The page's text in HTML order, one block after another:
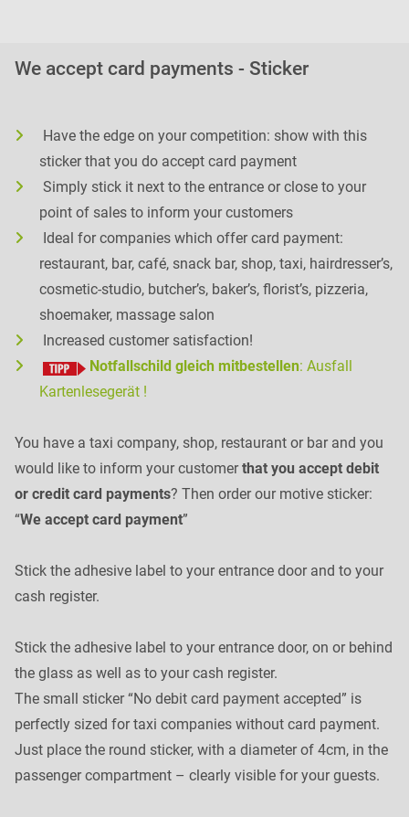
We accept card payments - Sticker
Have the edge on your competition: show with this
sticker that you do accept card payment
Simply stick it next to the entrance or close to your
point of sales to inform your customers
Ideal for companies which offer card payment:
restaurant, bar, café, snack bar, shop, taxi, hairdresser’s,
cosmetic-studio, butcher’s, baker’s, florist’s, pizzeria,
shoemaker, massage salon
Increased customer satisfaction!
Notfallschild gleich mitbestellen: Ausfall
Kartenlesegerät !
You have a taxi company, shop, restaurant or bar and you
would like to inform your customerthat you accept debit
or credit card payments? Then order our motive sticker:
“We accept card payment”
Stick the adhesive label to your entrance door and to your
cash register.
Stick the adhesive label to your entrance door, on or behind
the glass as well as to your cash register.
The small sticker “No debit card payment accepted” is
perfectly sized for taxi companies without card payment.
Just place the round sticker, with a diameter of 4cm, in the
passenger compartment – clearly visible for your guests.